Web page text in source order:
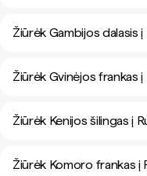
Žiūrėk Gambijos dalasis
Žiūrėk Gvinėjos frankas
Žiūrėk Kenijos šilingas į
Žiūrėk Komoro frankas į